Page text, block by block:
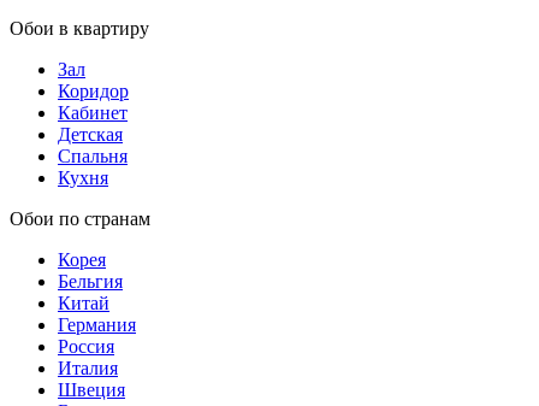
Обои в квартиру
Зал
Коридор
Кабинет
Детская
Спальня
Кухня
Обои по странам
Корея
Бельгия
Китай
Германия
Россия
Италия
Швеция